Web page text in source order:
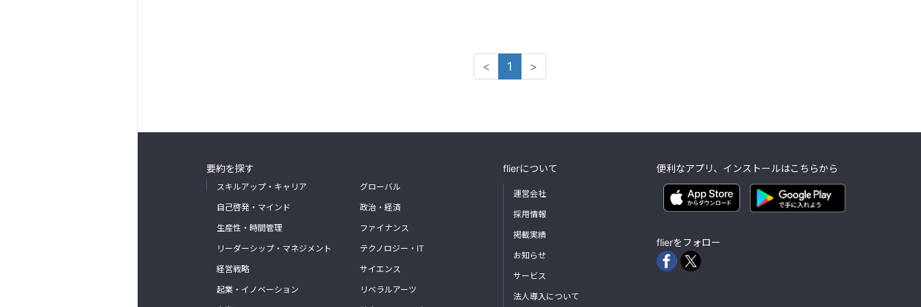
< 1 >
要約を探す
スキルアップ・キャリア
自己啓発・マインド
生産性・時間管理
リーダーシップ・マネジメント
経営戦略
起業・イノベーション
グローバル
政治・経済
ファイナンス
テクノロジー・IT
サイエンス
リベラルアーツ
flierについて
運営会社
採用情報
掲載実績
お知らせ
サービス
法人導入について
便利なアプリ、インストールはこちらから
flierをフォロー